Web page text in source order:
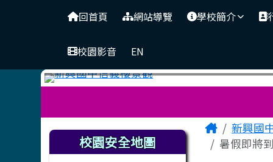
臺南市立新興國中
回首頁 網站導覽 學校簡介
校園影音 EN
左邊區域內容
校園安全地圖 主內容
Home新興國
暑假即將
頁尾區域